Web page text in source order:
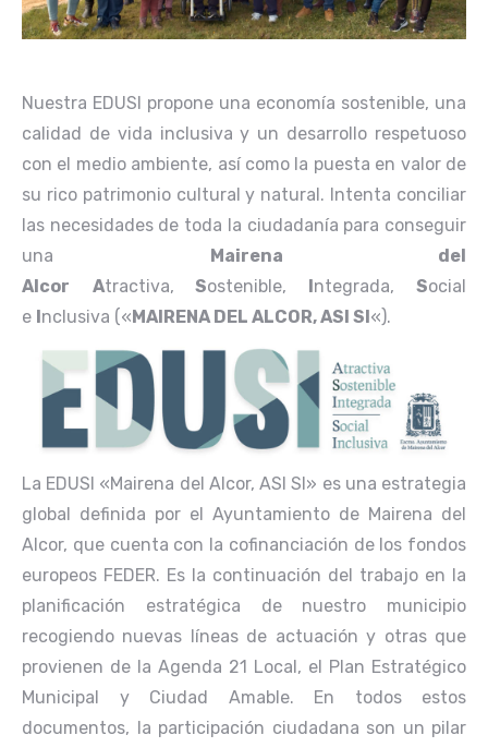
Nuestra EDUSI propone una economía sostenible, una
calidad de vida inclusiva y un desarrollo respetuoso
con el medio ambiente, así como la puesta en valor de
su rico patrimonio cultural y natural. Intenta conciliar
las necesidades de toda la ciudadanía para conseguir
una Mairena del
Alcor
Atractiva, Sostenible, Integrada, Social
e Inclusiva («MAIRENA DEL ALCOR, ASI SI«).
La EDUSI «Mairena del Alcor, ASI SI» es una estrategia
global definida por el Ayuntamiento de Mairena del
Alcor, que cuenta con la cofinanciación de los fondos
europeos FEDER. Es la continuación del trabajo en la
planificación estratégica de nuestro municipio
recogiendo nuevas líneas de actuación y otras que
provienen de la Agenda 21 Local, el Plan Estratégico
Municipal y Ciudad Amable. En todos estos
documentos, la participación ciudadana son un pilar